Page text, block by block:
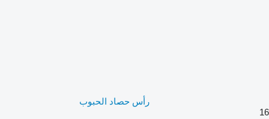
رأس حصاد الحبوب
16